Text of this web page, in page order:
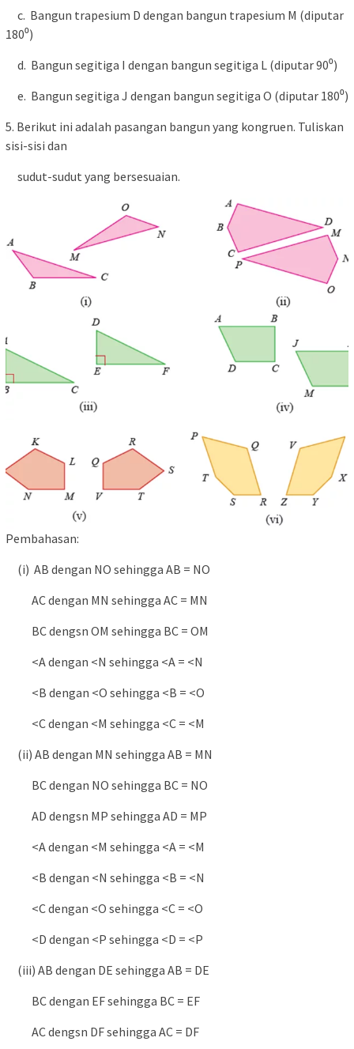
c. Bangun trapesium D dengan bangun trapesium M (diputar
180⁰)
d. Bangun segitiga I dengan bangun segitiga L (diputar 90⁰)
e. Bangun segitiga J dengan bangun segitiga O (diputar 180⁰)
5. Berikut ini adalah pasangan bangun yang kongruen. Tuliskan
sisi-sisi dan
sudut-sudut yang bersesuaian.
Pembahasan:
(i) AB dengan NO sehingga AB = NO
AC dengan MN sehingga AC = MN
BC dengsn OM sehingga BC = OM
<A dengan <N sehingga <A = <N
<B dengan <O sehingga <B = <O
<C dengan <M sehingga <C = <M
(ii) AB dengan MN sehingga AB = MN
BC dengan NO sehingga BC = NO
AD dengsn MP sehingga AD = MP
<A dengan <M sehingga <A = <M
<B dengan <N sehingga <B = <N
<C dengan <O sehingga <C = <O
<D dengan <P sehingga <D = <P
(iii) AB dengan DE sehingga AB = DE
BC dengan EF sehingga BC = EF
AC dengsn DF sehingga AC = DF